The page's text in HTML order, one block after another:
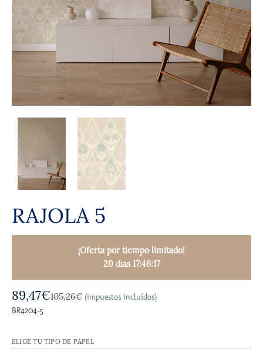
RAJOLA 5
¡Oferta por tiempo limitado!
20 días 17:46:16
89,47€105,26€ (impuestos incluídos)
BR4204-5
ELIGE TU TIPO DE PAPEL